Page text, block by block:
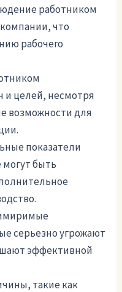
работником
что
рабочего
и целей, несмотря
возможности для
показатели
быть
серьезно угрожают
эффективной
такие как